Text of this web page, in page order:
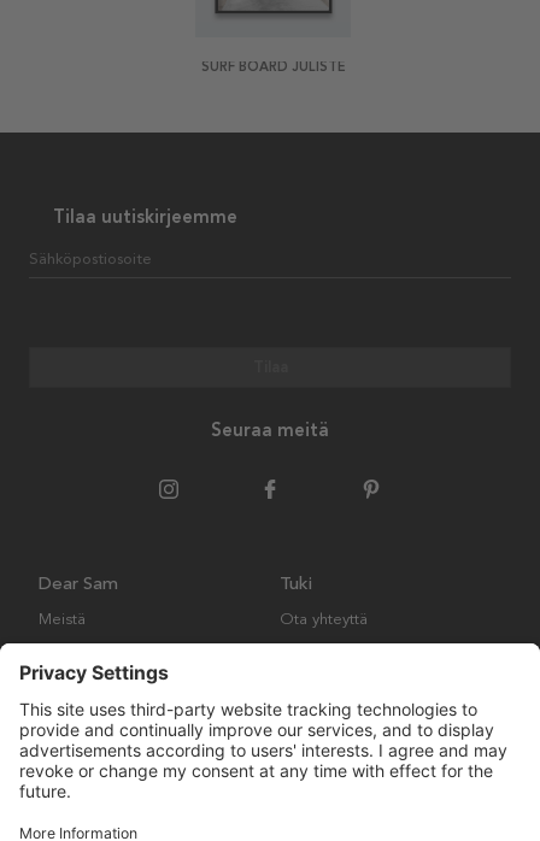
SURF BOARD JULISTE
Tilaa uutiskirjeemme
Sähköpostiosoite
Seuraa meitä
Dear Sam
Meistä
Tuki
Ota yhteyttä
Palautukset ja vaatimukset